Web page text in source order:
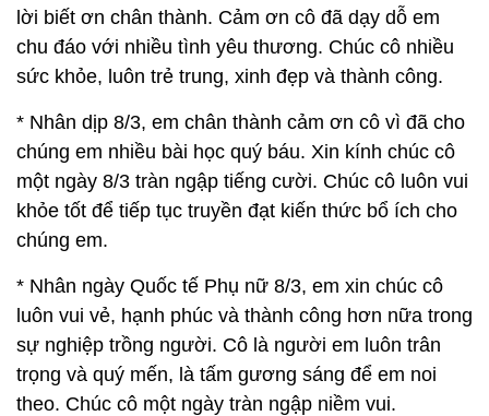
lời biết ơn chân thành. Cảm ơn cô đã dạy dỗ em
chu đáo với nhiều tình yêu thương. Chúc cô nhiều
sức khỏe, luôn trẻ trung, xinh đẹp và thành công.
* Nhân dịp 8/3, em chân thành cảm ơn cô vì đã cho
chúng em nhiều bài học quý báu. Xin kính chúc cô
một ngày 8/3 tràn ngập tiếng cười. Chúc cô luôn vui
khỏe tốt để tiếp tục truyền đạt kiến thức bổ ích cho
chúng em.
* Nhân ngày Quốc tế Phụ nữ 8/3, em xin chúc cô
luôn vui vẻ, hạnh phúc và thành công hơn nữa trong
sự nghiệp trồng người. Cô là người em luôn trân
trọng và quý mến, là tấm gương sáng để em noi
theo. Chúc cô một ngày tràn ngập niềm vui.